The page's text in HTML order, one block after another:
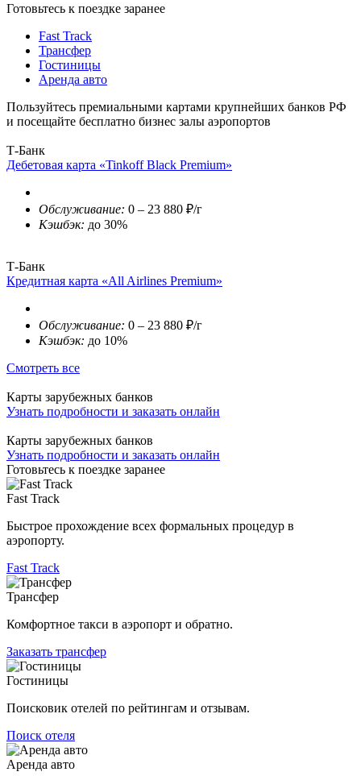
Готовьтесь к поездке заранее
Fast Track
Трансфер
Гостиницы
Аренда авто
Пользуйтесь премиальными картами крупнейших банков РФ
и посещайте бесплатно бизнес залы аэропортов
Т-Банк
Дебетовая карта «Tinkoff Black Premium»
Обслуживание: 0 – 23 880 ₽/г
Кэшбэк: до 30%
Т-Банк
Кредитная карта «All Airlines Premium»
Обслуживание: 0 – 23 880 ₽/г
Кэшбэк: до 10%
Смотреть все
Карты зарубежных банков
Узнать подробности и заказать онлайн
Карты зарубежных банков
Узнать подробности и заказать онлайн
Готовьтесь к поездке заранее
Fast Track
Быстрое прохождение всех формальных процедур в
аэропорту.
Fast Track
Трансфер
Комфортное такси в аэропорт и обратно.
Заказать трансфер
Гостиницы
Поисковик отелей по рейтингам и отзывам.
Поиск отеля
Аренда авто